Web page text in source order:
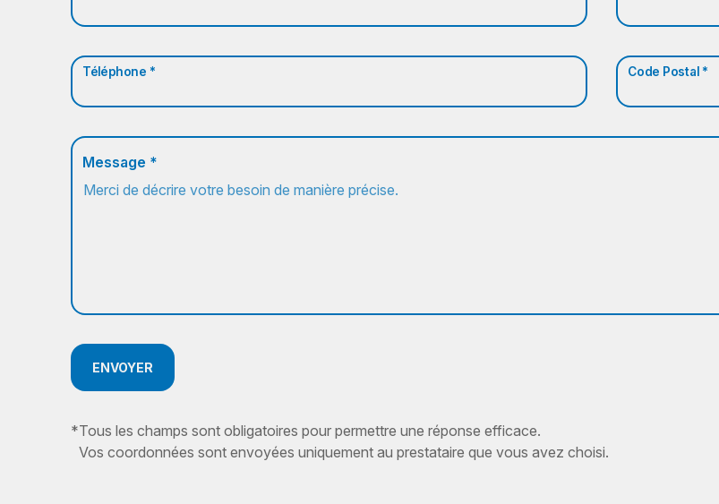
Téléphone * Code Postal *
Message *
ENVOYER
*Tous les champs sont obligatoires pour permettre une réponse efficace.
Vos coordonnées sont envoyées uniquement au prestataire que vous avez choisi.